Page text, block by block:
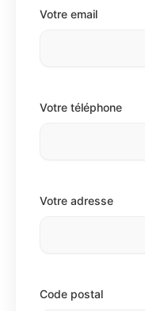
Votre email
Votre téléphone
Votre adresse
Code postal